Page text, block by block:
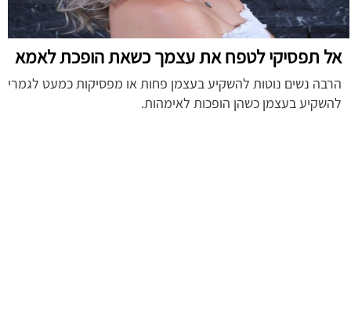
אל תפסיקי לטפח את עצמך כשאת הופכת לאמא
הרבה נשים נוטות להשקיע בעצמן פחות או מפסיקות כמעט לגמרי
להשקיע בעצמן כשהן הופכות לאימהות.